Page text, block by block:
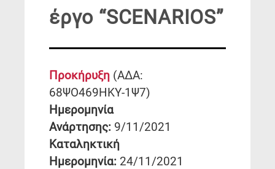
έργο “SCENARIOS”
Προκήρυξη (ΑΔΑ:
68ΨΟ469ΗΚΥ-1Ψ7)
Ημερομηνία
Ανάρτησης: 9/11/2021
Καταληκτική
Ημερομηνία: 24/11/2021